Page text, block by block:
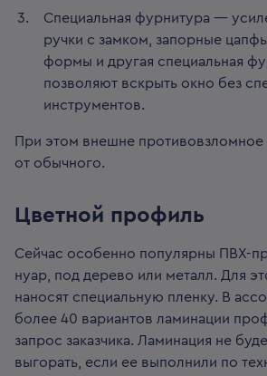
Специальная фурнитура —
ручки с замком, запорные
формы и другая специальная
позволяют вскрыть окно без
инструментов.
При этом внешне противовзломное
от обычного.
Цветной профиль
Сейчас особенно популярны ПВХ-
нуар, под дерево или металл. Для
наносят специальную пленку. В
более 40 вариантов ламинации
запрос заказчика. Ламинация не
выгорать, если ее выполнили по